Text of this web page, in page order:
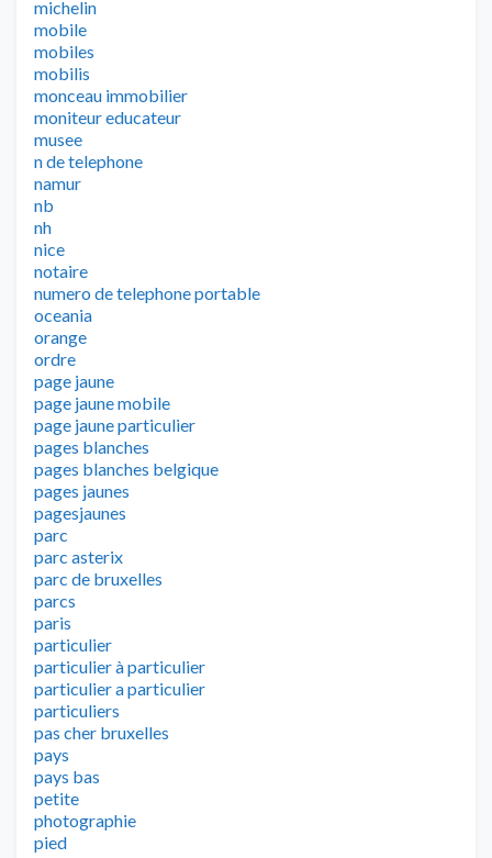
michelin
mobile
mobiles
mobilis
monceau immobilier
moniteur educateur
musee
n de telephone
namur
nb
nh
nice
notaire
numero de telephone portable
oceania
orange
ordre
page jaune
page jaune mobile
page jaune particulier
pages blanches
pages blanches belgique
pages jaunes
pagesjaunes
parc
parc asterix
parc de bruxelles
parcs
paris
particulier
particulier à particulier
particulier a particulier
particuliers
pas cher bruxelles
pays
pays bas
petite
photographie
pied